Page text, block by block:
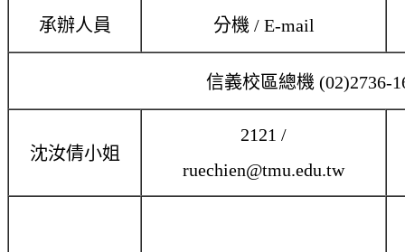
承辦人員 分機 / E-mail
信義校區總機 (02)2736-
沈汝倩小姐
2121 /
ruechien@tmu.edu.tw